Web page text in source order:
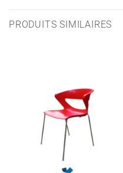
PRODUITS SIMILAIRES